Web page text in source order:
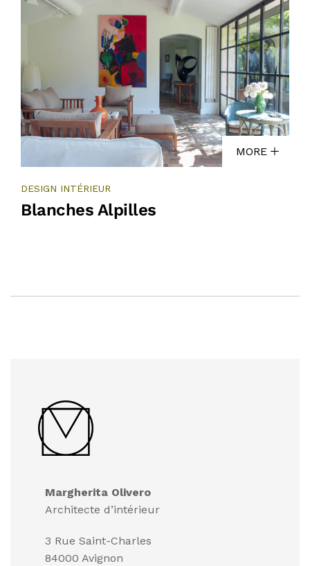
MORE
DESIGN INTÉRIEUR
Blanches Alpilles
Margherita Olivero
Architecte d’intérieur
3 Rue Saint-Charles
84000 Avignon